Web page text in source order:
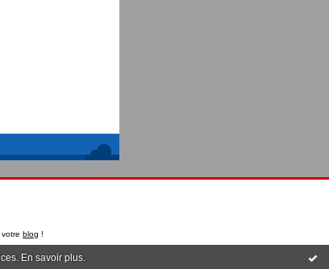
En savoir plus.
blog !